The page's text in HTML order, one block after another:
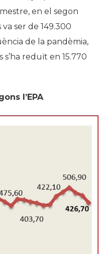
en el segon
ser de 149.300
de la pandèmia,
reduït en 15.770
l’EPA